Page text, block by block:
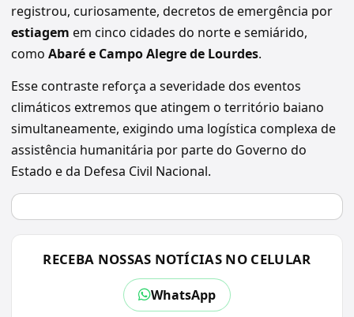
registrou, curiosamente, decretos de emergência por
estiagem em cinco cidades do norte e semiárido,
como Abaré e Campo Alegre de Lourdes.
Esse contraste reforça a severidade dos eventos
climáticos extremos que atingem o território baiano
simultaneamente, exigindo uma logística complexa de
assistência humanitária por parte do Governo do
Estado e da Defesa Civil Nacional.
RECEBA NOSSAS NOTÍCIAS NO CELULAR
WhatsApp